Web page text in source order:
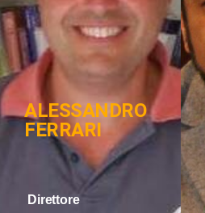
ALESSANDRO
FERRARI
Direttore